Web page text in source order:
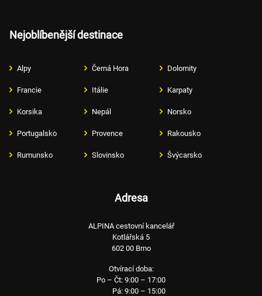
Nejoblíbenější destinace
Alpy Černá Hora Dolomity
Francie Itálie Karpaty
Korsika Nepál Norsko
Portugalsko Provence Rakousko
Rumunsko Slovinsko Švýcarsko
Adresa
ALPINA cestovní kancelář
Kotlářská 5
602 00 Brno
Otvírací doba:
Po – Čt: 9:00 – 17:00
Pá: 9:00 – 15:00